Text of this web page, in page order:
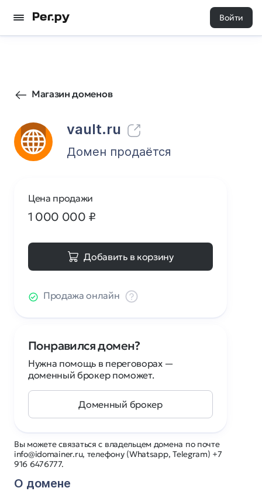
Войти
Магазин доменов
vault.ru
267 0
Домен продаётся
Вы можете связаться с владельцем домена по почте
info@idomainer.ru, телефону (Whatsapp, Telegram) +7
916 6476777.
О домене
Цена продажи
1 000 000 ₽
Добавить в корзину
Продажа онлайн
Понравился домен?
Нужна помощь в переговорах —
доменный брокер поможет.
Доменный брокер